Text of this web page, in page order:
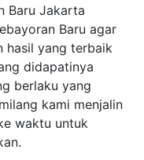
Baru Jakarta
Baru agar
hasil yang terbaik
didapatinya
berlaku yang
kami menjalin
waktu untuk